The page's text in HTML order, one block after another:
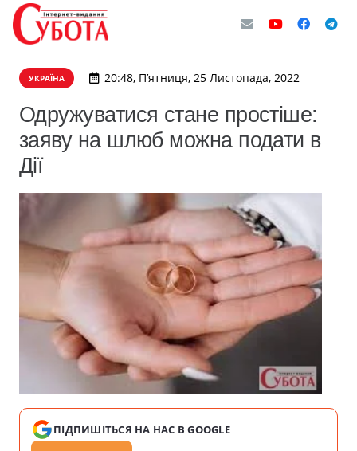
УКРАЇНА 20:48, П’ятниця, 25 Листопада, 2022
Одружуватися стане простіше:
заяву на шлюб можна подати в
Дії
ПІДПИШІТЬСЯ НА НАС В GOOGLE